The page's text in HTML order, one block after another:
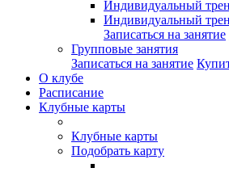
Индивидуальный
Индивидуальный
Записаться на занятие
Групповые занятия
Записаться на занятие
О клубе
Расписание
Клубные карты
Клубные карты
Подобрать карту